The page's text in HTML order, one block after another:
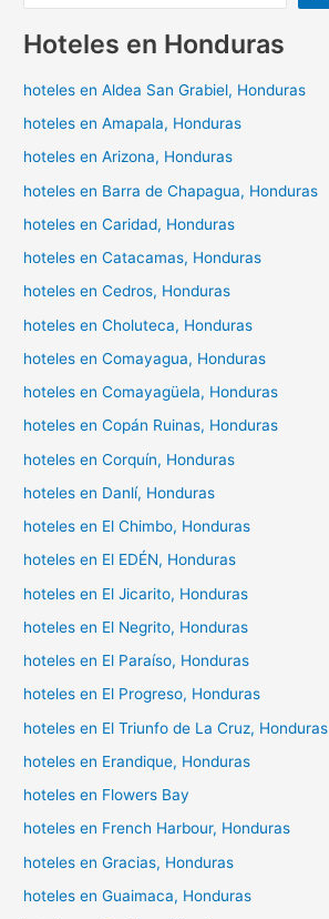
Hoteles en Honduras
hoteles en Aldea San Grabiel, Honduras
hoteles en Amapala, Honduras
hoteles en Arizona, Honduras
hoteles en Barra de Chapagua, Honduras
hoteles en Caridad, Honduras
hoteles en Catacamas, Honduras
hoteles en Cedros, Honduras
hoteles en Choluteca, Honduras
hoteles en Comayagua, Honduras
hoteles en Comayagüela, Honduras
hoteles en Copán Ruinas, Honduras
hoteles en Corquín, Honduras
hoteles en Danlí, Honduras
hoteles en El Chimbo, Honduras
hoteles en El EDÉN, Honduras
hoteles en El Jicarito, Honduras
hoteles en El Negrito, Honduras
hoteles en El Paraíso, Honduras
hoteles en El Progreso, Honduras
hoteles en El Triunfo de La Cruz, Honduras
hoteles en Erandique, Honduras
hoteles en Flowers Bay
hoteles en French Harbour, Honduras
hoteles en Gracias, Honduras
hoteles en Guaimaca, Honduras